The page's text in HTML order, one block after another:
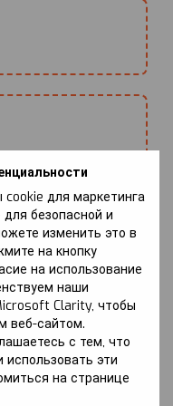
для маркетинга
безопасной и
изменить это в
на кнопку
на использование
наши
Clarity, чтобы
веб-сайтом.
с тем, что
эти
на странице
механические
бордюры, что может